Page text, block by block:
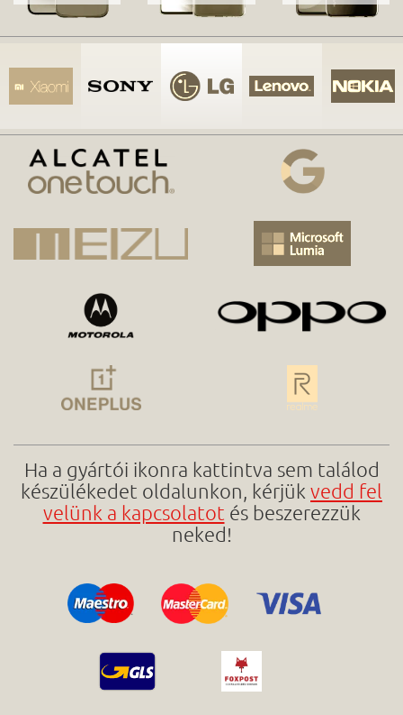
Ha a gyártói ikonra kattintva sem találod
készülékedet oldalunkon, kérjük vedd fel
velünk a kapcsolatot és beszerezzük
neked!